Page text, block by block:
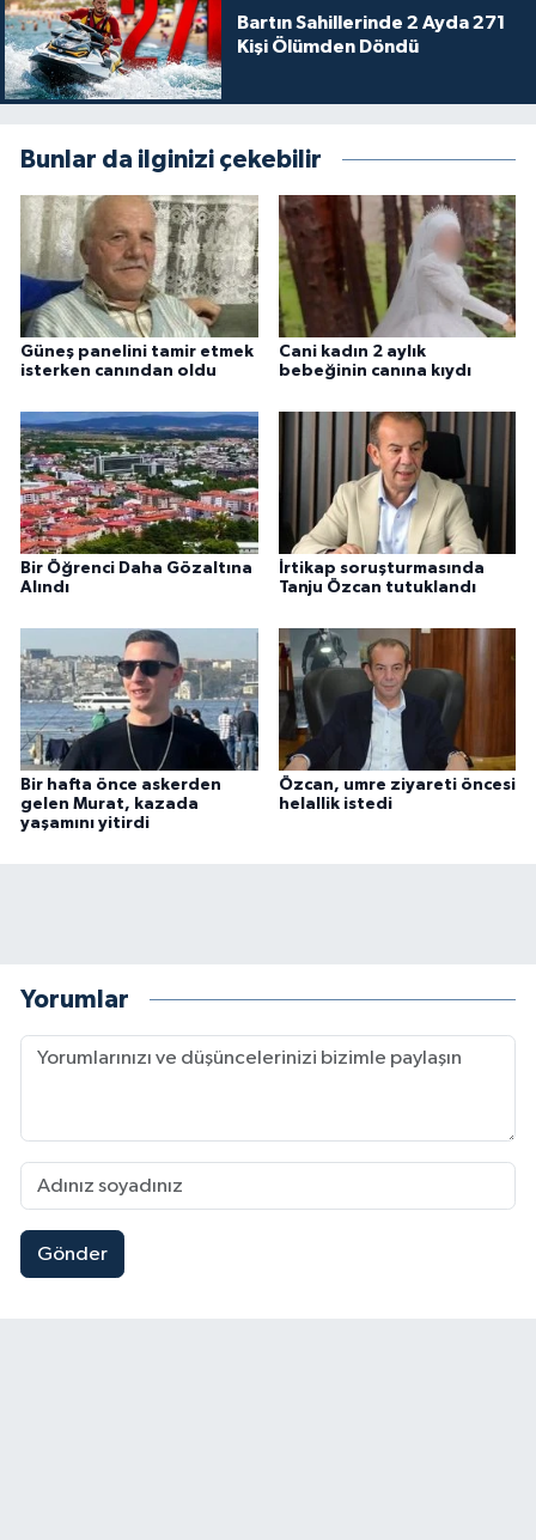
Bartın Sahillerinde 2 Ayda 271
Kişi Ölümden Döndü
Bunlar da ilginizi çekebilir
Güneş panelini tamir etmek
isterken canından oldu
Cani kadın 2 aylık
bebeğinin canına kıydı
Bir Öğrenci Daha Gözaltına
Alındı
İrtikap soruşturmasında
Tanju Özcan tutuklandı
Bir hafta önce askerden
gelen Murat, kazada
yaşamını yitirdi
Özcan, umre ziyareti öncesi
helallik istedi
Yorumlar
Gönder